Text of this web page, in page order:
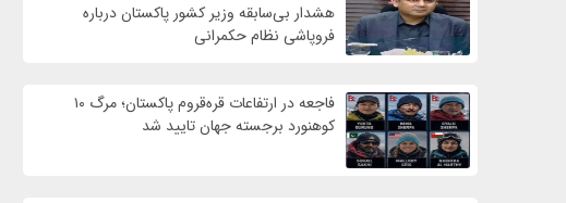
هشدار بی‌سابقه وزیر کشور پاکستان درباره
فروپاشی نظام حکمرانی
فاجعه در ارتفاعات قره‌قروم پاکستان؛ مرگ ۱۰
کوهنورد برجسته جهان تایید شد